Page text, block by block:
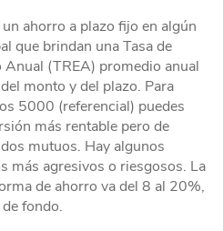
ahorro a plazo fijo en algún
que brindan una Tasa de
(TREA) promedio anual
monto y del plazo. Para
5000 (referencial) puedes
más rentable pero de
mutuos. Hay algunos
más agresivos o riesgosos. La
de ahorro va del 8 al 20%,
fondo.